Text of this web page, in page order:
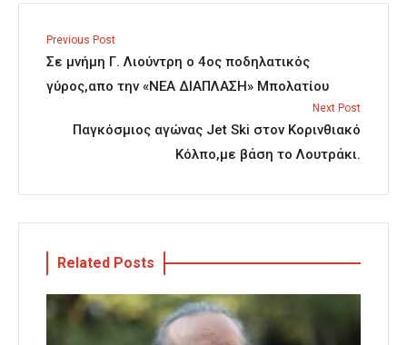
Previous Post
Σε μνήμη Γ. Λιούντρη ο 4ος ποδηλατικός
γύρος,απο την «ΝΕΑ ΔΙΑΠΛΑΣΗ» Μπολατίου
Next Post
Παγκόσμιος αγώνας Jet Ski στον Κορινθιακό
Κόλπο,με βάση το Λουτράκι.
Related Posts